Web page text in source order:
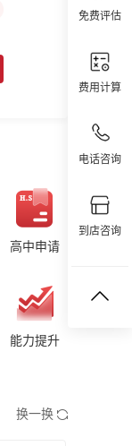
免费评估
费用计算
电话咨询
到店咨询
高中申请
能力提升
换一换